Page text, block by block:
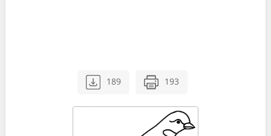
189 193